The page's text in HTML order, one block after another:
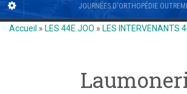
JOURNÉES D'ORTHOPÉDIE
Accueil » LES 44E JOO » LES INTERVENANTS